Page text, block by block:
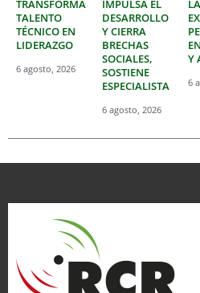
TRANSFORMAR
TALENTO
TÉCNICO EN
LIDERAZGO
6 agosto, 2026
IMPULSA EL
DESARROLLO
Y CIERRA
BRECHAS
SOCIALES,
SOSTIENE
ESPECIALISTA
6 agosto, 2026
Y
6